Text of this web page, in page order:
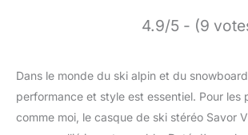
4.9/5 - (9
Dans le monde du ski alpin et du
performance et style est essentiel. Pour les
comme moi, le casque de ski stéréo Savor